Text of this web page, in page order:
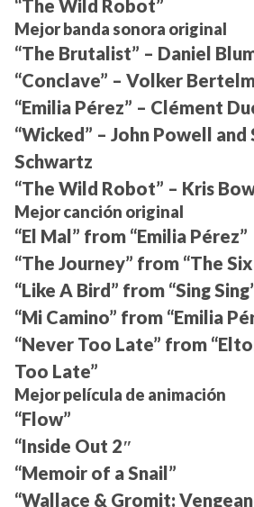
“The Wild Robot”
Mejor banda sonora original
“The Brutalist” – Daniel
“Conclave” – Volker
“Emilia Pérez” – Clément
“Wicked” – John Powell
Schwartz
“The Wild Robot” – Kris
Mejor canción original
“El Mal” from “Emilia Pérez”
“The Journey” from “The
“Like A Bird” from “Sing
“Mi Camino” from “Emilia
“Never Too Late” from
Too Late”
Mejor película de animación
“Flow”
“Inside Out 2″
“Memoir of a Snail”
“Wallace & Gromit: